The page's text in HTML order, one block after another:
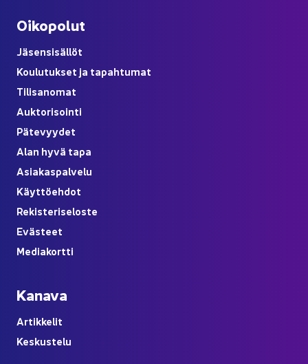
Oi­ko­po­lut
Jä­sen­si­säl­löt
Kou­lu­tuk­set ja ta­pah­tu­mat
Ti­li­sa­no­mat
Auk­to­ri­soin­ti
Pä­te­vyy­det
Alan hyvä tapa
Asia­kas­pal­ve­lu
Käyt­tö­eh­dot
Re­kis­te­ri­se­los­te
Eväs­teet
Me­dia­kort­ti
Ka­na­va
Ar­tik­ke­lit
Kes­kus­te­lu